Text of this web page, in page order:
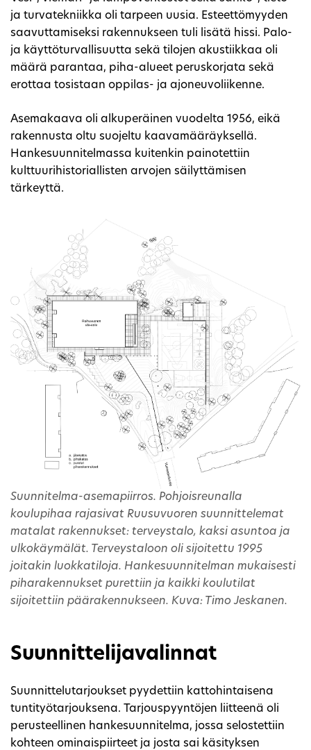
ja turvatekniikka oli tarpeen uusia. Esteettömyyden
saavuttamiseksi rakennukseen tuli lisätä hissi. Palo-
ja käyttöturvallisuutta sekä tilojen akustiikkaa oli
määrä parantaa, piha-alueet peruskorjata sekä
erottaa tosistaan oppilas- ja ajoneuvoliikenne.
Asemakaava oli alkuperäinen vuodelta 1956, eikä
rakennusta oltu suojeltu kaavamääräyksellä.
Hankesuunnitelmassa kuitenkin painotettiin
kulttuurihistoriallisten arvojen säilyttämisen
tärkeyttä.
Suunnitelma-asemapiirros. Pohjoisreunalla
koulupihaa rajasivat Ruusuvuoren suunnittelemat
matalat rakennukset: terveystalo, kaksi asuntoa ja
ulkokäymälät. Terveystaloon oli sijoitettu 1995
joitakin luokkatiloja. Hankesuunnitelman mukaisesti
piharakennukset purettiin ja kaikki koulutilat
sijoitettiin päärakennukseen. Kuva: Timo Jeskanen.
Suunnittelijavalinnat
Suunnittelutarjoukset pyydettiin kattohintaisena
tuntityötarjouksena. Tarjouspyyntöjen liitteenä oli
perusteellinen hankesuunnitelma, jossa selostettiin
kohteen ominaispiirteet ja josta sai käsityksen